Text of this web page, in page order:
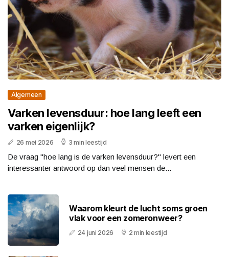
Algemeen
Varken levensduur: hoe lang leeft een
varken eigenlijk?
26 mei 2026 3 min leestijd
De vraag "hoe lang is de varken levensduur?" levert een
interessanter antwoord op dan veel mensen de...
Waarom kleurt de lucht soms groen
vlak voor een zomeronweer?
24 juni 2026 2 min leestijd